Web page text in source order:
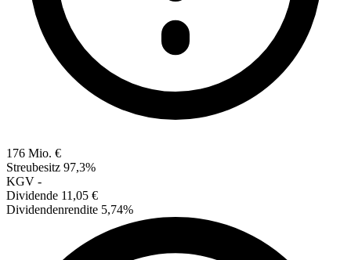
176 Mio. €
Streubesitz 97,3%
KGV -
Dividende 11,05 €
Dividendenrendite 5,74%